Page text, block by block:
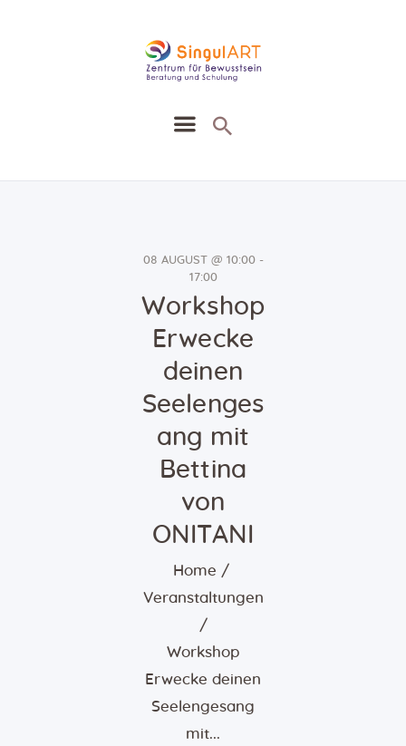
08 AUGUST @ 10:00 -
17:00
Workshop
Erwecke
deinen
Seelenges
ang mit
Bettina
von
ONITANI
Home
Veranstaltungen
Workshop
Erwecke deinen
Seelengesang
mit...